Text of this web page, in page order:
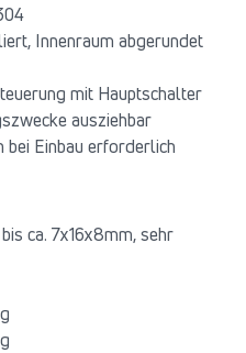
Innenraum abgerundet
mit Hauptschalter
ausziehbar
Einbau erforderlich
ca. 7x16x8mm, sehr